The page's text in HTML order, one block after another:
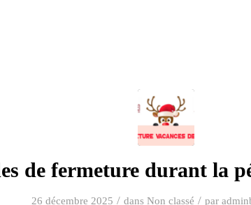
de fermeture durant la
26 décembre 2025 / dans Non classé / par